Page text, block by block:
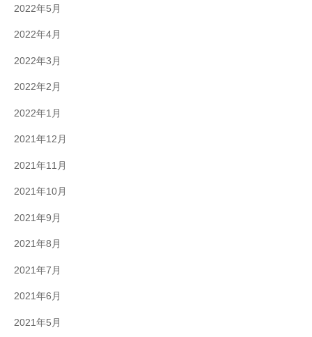
2022年5月
2022年4月
2022年3月
2022年2月
2022年1月
2021年12月
2021年11月
2021年10月
2021年9月
2021年8月
2021年7月
2021年6月
2021年5月